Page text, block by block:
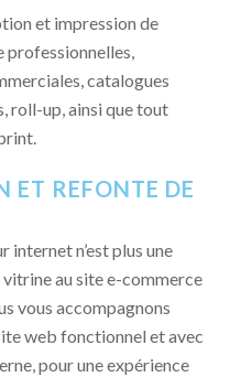
et impression de
catalogues
roll-up, ainsi que tout
ET REFONTE DE
internet n’est plus une
au site e-commerce
vous accompagnons
web fonctionnel et avec
pour une expérience